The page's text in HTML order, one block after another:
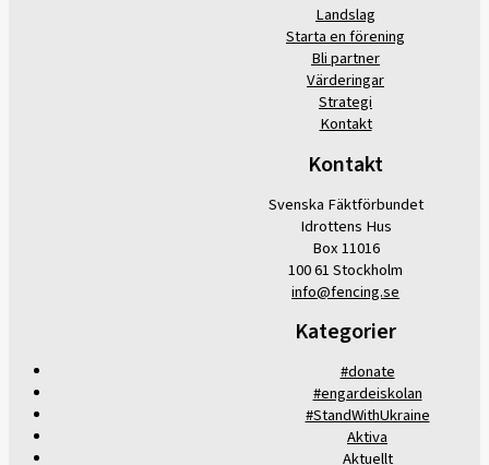
Landslag
Starta en förening
Bli partner
Värderingar
Strategi
Kontakt
Kontakt
Svenska Fäktförbundet
Idrottens Hus
Box 11016
100 61 Stockholm
info@fencing.se
Kategorier
#donate
#engardeiskolan
#StandWithUkraine
Aktiva
Aktuellt